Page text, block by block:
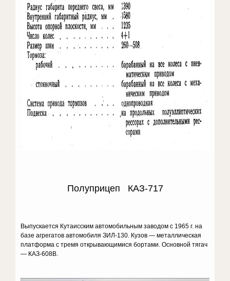
Полуприцеп КАЗ-717
Выпускается Кутаисским автомобильным заводом с 1965 г. на
базе агрегатов автомобиля ЗИЛ-130. Кузов — металлическая
платформа с тремя открывающимися бортами. Основной тягач
— КАЗ-608В.